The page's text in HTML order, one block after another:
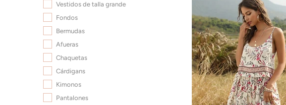
Vestidos de talla grande
Fondos
Bermudas
Afueras
Chaquetas
Cárdigans
Kimonos
Pantalones